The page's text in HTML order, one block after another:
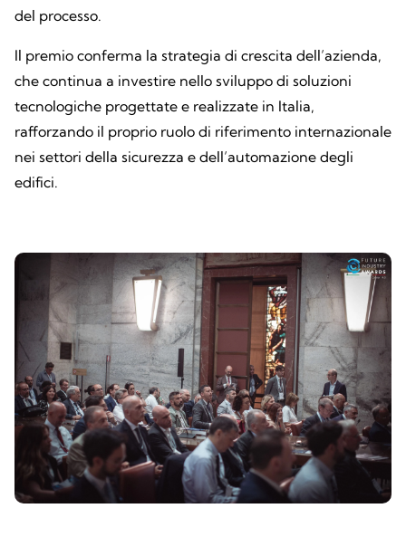
del processo.
Il premio conferma la strategia di crescita dell’azienda,
che continua a investire nello sviluppo di soluzioni
tecnologiche progettate e realizzate in Italia,
rafforzando il proprio ruolo di riferimento internazionale
nei settori della sicurezza e dell’automazione degli
edifici.